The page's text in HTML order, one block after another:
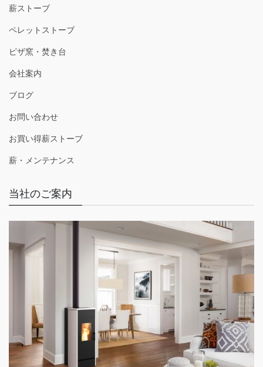
薪ストーブ
ペレットストーブ
ピザ窯・焚き台
会社案内
ブログ
お問い合わせ
お買い得薪ストーブ
薪・メンテナンス
当社のご案内